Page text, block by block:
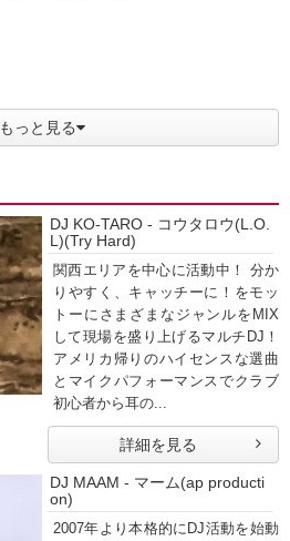
もっと見る
DJ KO-TARO - コウタロウ(L.O.
L)(Try Hard)
関西エリアを中心に活動中！ 分か
りやすく、キャッチーに！をモッ
トーにさまざまなジャンルをMIX
して現場を盛り上げるマルチDJ！
アメリカ帰りのハイセンスな選曲
とマイクパフォーマンスでクラブ
初心者から耳の...
詳細を見る
DJ MAAM - マーム(ap producti
on)
2007年より本格的にDJ活動を始動